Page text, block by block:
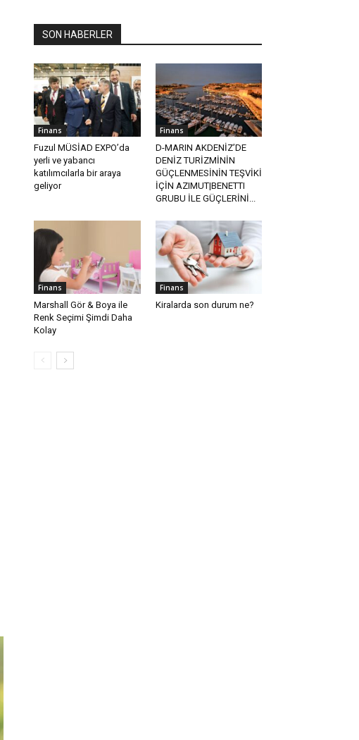
SON HABERLER
Finans
Fuzul MÜSİAD EXPO’da
yerli ve yabancı
katılımcılarla bir araya
geliyor
Finans
D-MARIN AKDENİZ’DE
DENİZ TURİZMİNİN
GÜÇLENMESİNİN TEŞVİKİ
İÇİN AZIMUT|BENETTI
GRUBU İLE GÜÇLERİNİ...
Finans
Marshall Gör & Boya ile
Renk Seçimi Şimdi Daha
Kolay
Finans
Kiralarda son durum ne?